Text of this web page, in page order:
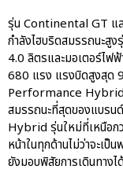
รุ่น Continental GT แ
กำลังไฮบริดสมรรถนะสู
4.0 ลิตรและมอเตอร์ไฟ
680 แรง แรงบิดสูงสุด
Performance Hybrid
สมรรถนะที่สุดของแบร
Hybrid รุ่นใหม่ที่เหนือก
หน้าในทุกด้านไม่ว่าจะเป็
ยังมอบพิสัยการเดินทาง